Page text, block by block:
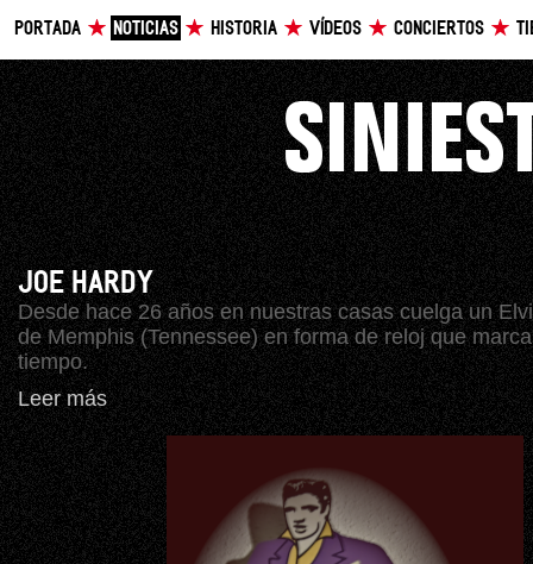
PORTADA NOTICIAS HISTORIA VÍDEOS CONCIERTOS
JOE HARDY
Desde hace 26 años en nuestras casas cuelga un
de Memphis (Tennessee) en forma de reloj que
tiempo.
Leer más